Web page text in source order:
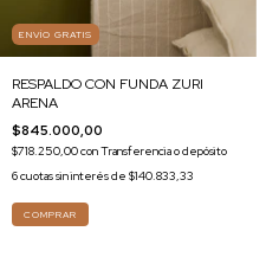
ENVÍO GRATIS
RESPALDO CON FUNDA ZURI
ARENA
$845.000,00
$718.250,00conTransferencia o depósito
6cuotas sin interés de $140.833,33
COMPRAR